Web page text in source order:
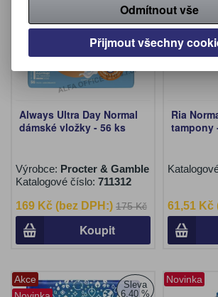
Always Ultra Day Normal
dámské vložky - 56 ks
Výrobce: Procter & Gamble
Katalogové číslo: 711312
169 Kč (bez DPH:) 175 Kč
Koupit
Ria
tampony
61,51 Kč
Akce
Sleva
6,40 %
Novinka
Odmítnout vše
Přijmout všechny